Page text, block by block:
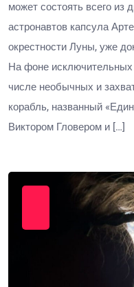
может состоять всего из
астронавтов капсула
окрестности Луны, уже
На фоне
числе необычных и
корабль, названный
Виктором Гловером и […]